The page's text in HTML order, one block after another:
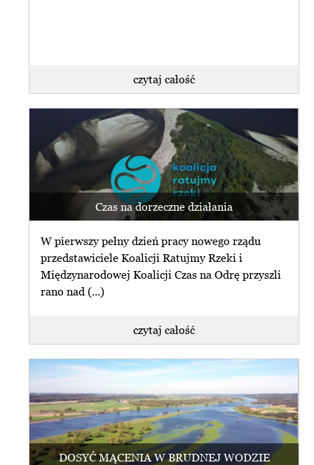
czytaj całość
Czas na dorzeczne działania
W pierwszy pełny dzień pracy nowego rządu
przedstawiciele Koalicji Ratujmy Rzeki i
Międzynarodowej Koalicji Czas na Odrę przyszli
rano nad (...)
czytaj całość
DOSYĆ MĄCENIA W BRUDNEJ WODZIE